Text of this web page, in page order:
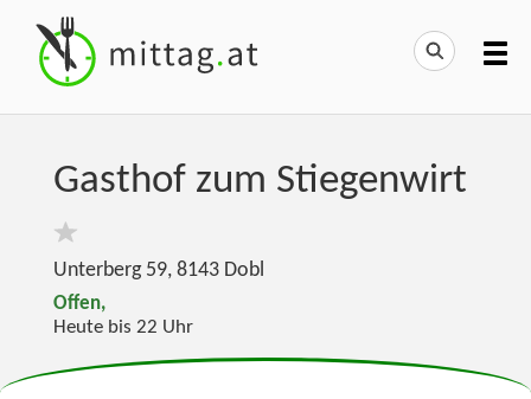
Gasthof zum Stiegenwirt
Unterberg 59, 8143 Dobl
Offen,
Heute bis 22 Uhr